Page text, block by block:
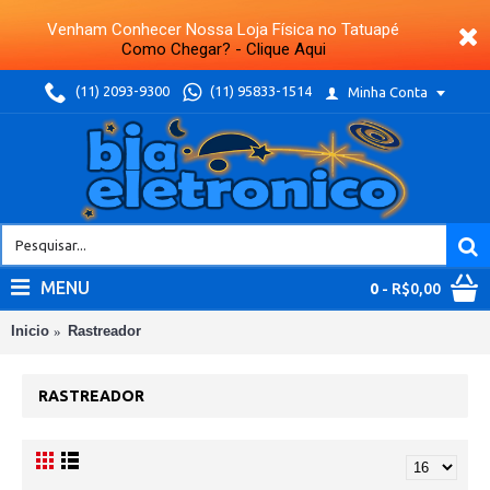
Venham Conhecer Nossa Loja Física no Tatuapé
Como Chegar? - Clique Aqui
(11) 2093-9300 (11) 95833-1514 Minha Conta
0 - R$0,00
MENU
Inicio Rastreador
RASTREADOR